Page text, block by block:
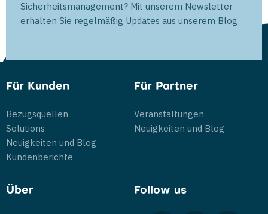
Sicherheitsmanagement? Mit unserem Newsletter
erhalten Sie regelmäßig Updates aus unserem Blog
Für Kunden
Bezugsquellen
Solutions
Neuigkeiten und Blog
Kundenberichte
Für Partner
Veranstaltungen
Neuigkeiten und Blog
Über Follow us